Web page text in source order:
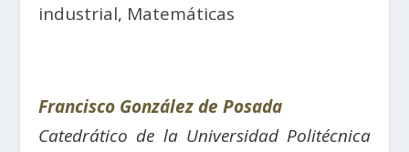
industrial, Matemáticas
Francisco González de Posada
Catedrático de la Universidad Politécnica